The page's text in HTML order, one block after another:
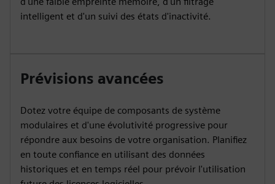
intelligent et d'un suivi des états d'inactivité.
Prévisions avancées
Dotez votre équipe de composants de système
modulaires et d'une évolutivité progressive pour
répondre aux besoins de votre organisation. Planifiez
en toute confiance en utilisant des données
historiques et en temps réel pour prévoir l'utilisation